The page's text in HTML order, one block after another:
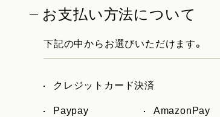
お支払い方法について
下記の中からお選びいただけます。
クレジットカード決済
Paypay AmazonPay